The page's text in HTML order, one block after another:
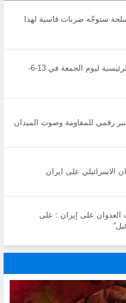
ستوجّه ضربات قاسية لهذا
مقدمة نشرة أخبار المنار الرئيسية ليوم الجمعة في 13-6-
رقمي للمقاومة وصوت الميدان
الاسرائيلي على ايران
العدوان على إيران : على